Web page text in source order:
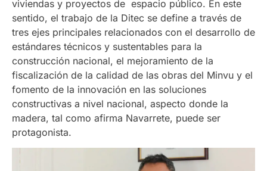
viviendas y proyectos de espacio público. En este
sentido, el trabajo de la Ditec se define a través de
tres ejes principales relacionados con el desarrollo de
estándares técnicos y sustentables para la
construcción nacional, el mejoramiento de la
fiscalización de la calidad de las obras del Minvu y el
fomento de la innovación en las soluciones
constructivas a nivel nacional, aspecto donde la
madera, tal como afirma Navarrete, puede ser
protagonista.